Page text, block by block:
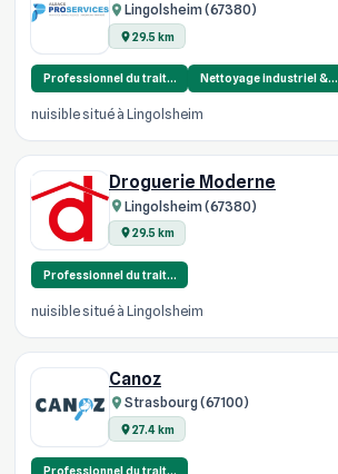
Lingolsheim (67380)
29.5 km
Professionnel du trait… Nettoyage industriel &…
nuisible situé à Lingolsheim
Droguerie Moderne
Lingolsheim (67380)
29.5 km
Professionnel du trait…
nuisible situé à Lingolsheim
Canoz
Strasbourg (67100)
27.4 km
Professionnel du trait…